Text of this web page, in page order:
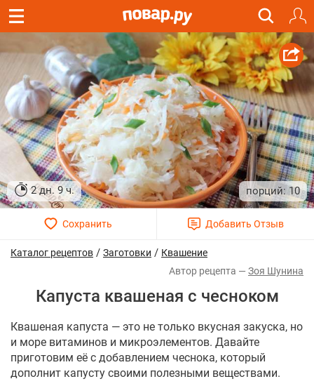
2 дн. 9 ч. 10
Каталог рецептов / Заготовки / Квашение
Зоя Шунина
Капуста квашеная с чесноком
Квашеная капуста — это не только вкусная закуска, но
и море витаминов и микроэлементов. Давайте
приготовим её с добавлением чеснока, который
дополнит капусту своими полезными веществами.